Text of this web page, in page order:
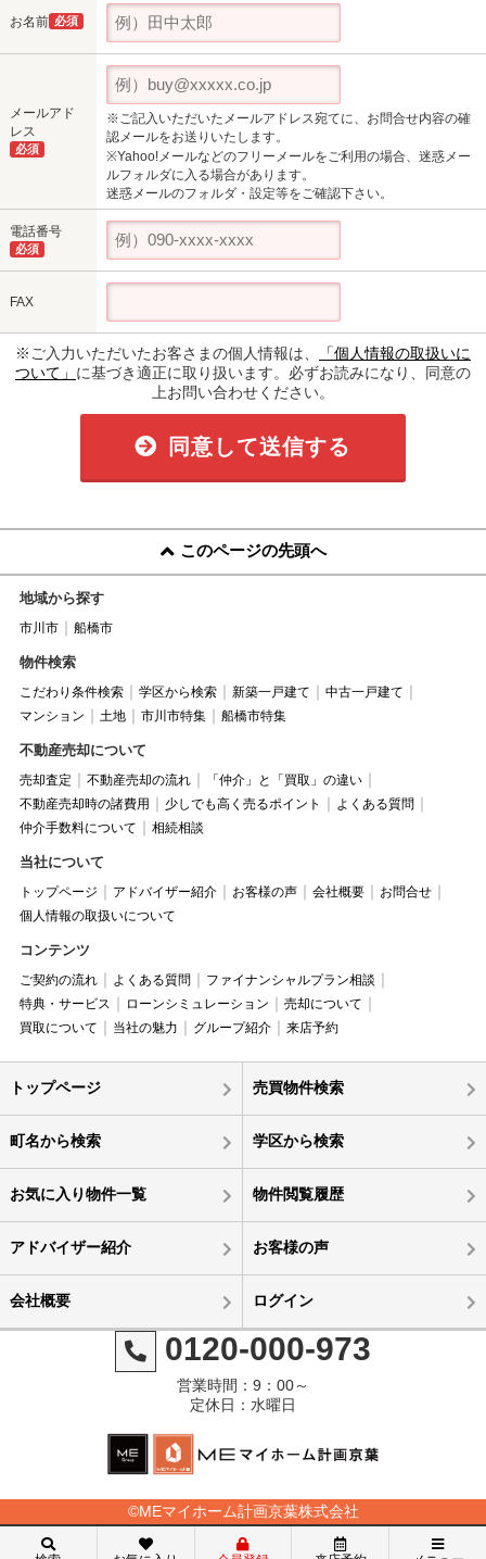
お名前 必須
メールアド
レス
必須
※ご記入いただいたメールアドレス宛てに、お問合せ内容の確
認メールをお送りいたします。
※Yahoo!メールなどのフリーメールをご利用の場合、迷惑メー
ルフォルダに入る場合があります。
迷惑メールのフォルダ・設定等をご確認下さい。
電話番号
必須
FAX
※ご入力いただいたお客さまの個人情報は、
「個人情報の取扱いに
ついて」 に基づき適正に取り扱います。必ずお読みになり、同意の
上お問い合わせください。
同意して送信する
このページの先頭へ
地域から探す
市川市 船橋市
物件検索
こだわり条件検索 学区から検索 新築一戸建て
中古一戸建て
マンション
土地 市川市特集 船橋市特集
不動産売却について
売却査定 不動産売却の流れ
「仲介」と「買取」の違い
不動産売却時の諸費用
少しでも高く売るポイント
よくある質問
仲介手数料について
相続相談
当社について
トップページ アドバイザー紹介 お客様の声 会社概要
お問合せ
個人情報の取扱いについて
コンテンツ
ご契約の流れ よくある質問
ファイナンシャルプラン相談
特典・サービス
ローンシミュレーション
売却について
買取について
当社の魅力 グループ紹介 来店予約
トップページ 売買物件検索
町名から検索 学区から検索
お気に入り物件一覧 物件閲覧履歴
アドバイザー紹介 お客様の声
会社概要 ログイン
0120-000-973
営業時間：9：00～
定休日：水曜日
©MEマイホーム計画京葉株式会社